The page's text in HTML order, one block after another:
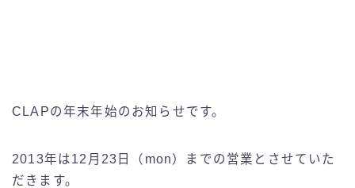
CLAPの年末年始のお知らせです。
2013年は12月23日（mon）までの営業とさせていた
だきます。